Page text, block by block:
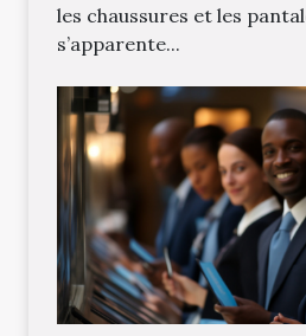
les chaussures et les
s’apparente...